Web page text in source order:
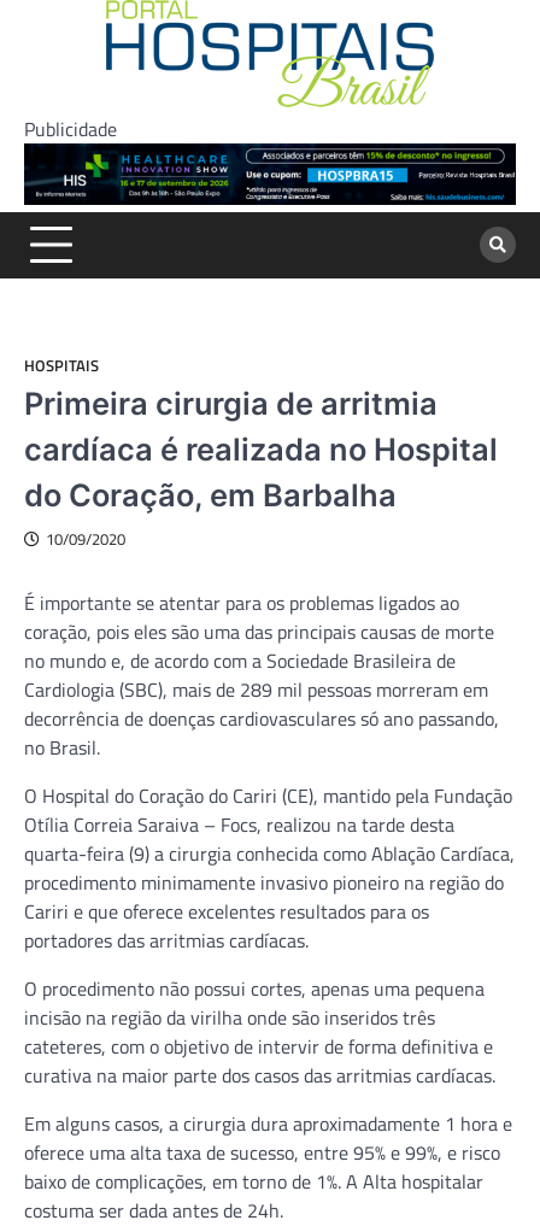
Publicidade
HOSPITAIS
Primeira cirurgia de arritmia
cardíaca é realizada no Hospital
do Coração, em Barbalha
10/09/2020
É importante se atentar para os problemas ligados ao
coração, pois eles são uma das principais causas de morte
no mundo e, de acordo com a Sociedade Brasileira de
Cardiologia (SBC), mais de 289 mil pessoas morreram em
decorrência de doenças cardiovasculares só ano passando,
no Brasil.
O Hospital do Coração do Cariri (CE), mantido pela Fundação
Otília Correia Saraiva – Focs, realizou na tarde desta
quarta-feira (9) a cirurgia conhecida como Ablação Cardíaca,
procedimento minimamente invasivo pioneiro na região do
Cariri e que oferece excelentes resultados para os
portadores das arritmias cardíacas.
O procedimento não possui cortes, apenas uma pequena
incisão na região da virilha onde são inseridos três
cateteres, com o objetivo de intervir de forma definitiva e
curativa na maior parte dos casos das arritmias cardíacas.
Em alguns casos, a cirurgia dura aproximadamente 1 hora e
oferece uma alta taxa de sucesso, entre 95% e 99%, e risco
baixo de complicações, em torno de 1%. A Alta hospitalar
costuma ser dada antes de 24h.